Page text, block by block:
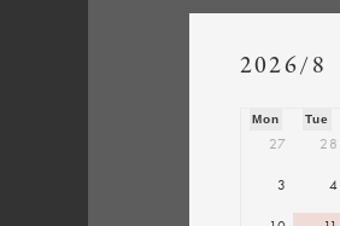
2026/8
Mon Tue
27 28
3 4